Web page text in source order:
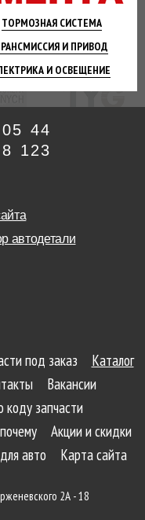
ТОРМОЗНАЯСИСТЕМА
И ПРИВОД
И ОСВЕЩЕНИЕ
44
123
автодетали
под заказ
Каталог
Вакансии
коду запчасти
Акции и скидки
авто Карта сайта
2А - 18